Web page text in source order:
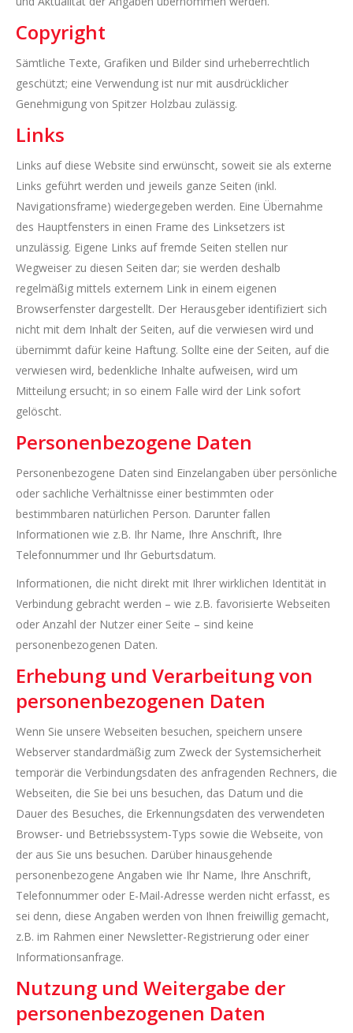
Copyright
Sämtliche Texte, Grafiken und Bilder sind urheberrechtlich
geschützt; eine Verwendung ist nur mit ausdrücklicher
Genehmigung von Spitzer Holzbau zulässig.
Links
Links auf diese Website sind erwünscht, soweit sie als externe
Links geführt werden und jeweils ganze Seiten (inkl.
Navigationsframe) wiedergegeben werden. Eine Übernahme
des Hauptfensters in einen Frame des Linksetzers ist
unzulässig. Eigene Links auf fremde Seiten stellen nur
Wegweiser zu diesen Seiten dar; sie werden deshalb
regelmäßig mittels externem Link in einem eigenen
Browserfenster dargestellt. Der Herausgeber identifiziert sich
nicht mit dem Inhalt der Seiten, auf die verwiesen wird und
übernimmt dafür keine Haftung. Sollte eine der Seiten, auf die
verwiesen wird, bedenkliche Inhalte aufweisen, wird um
Mitteilung ersucht; in so einem Falle wird der Link sofort
gelöscht.
Personenbezogene Daten
Personenbezogene Daten sind Einzelangaben über persönliche
oder sachliche Verhältnisse einer bestimmten oder
bestimmbaren natürlichen Person. Darunter fallen
Informationen wie z.B. Ihr Name, Ihre Anschrift, Ihre
Telefonnummer und Ihr Geburtsdatum.
Informationen, die nicht direkt mit Ihrer wirklichen Identität in
Verbindung gebracht werden – wie z.B. favorisierte Webseiten
oder Anzahl der Nutzer einer Seite – sind keine
personenbezogenen Daten.
Erhebung und Verarbeitung von
personenbezogenen Daten
Wenn Sie unsere Webseiten besuchen, speichern unsere
Webserver standardmäßig zum Zweck der Systemsicherheit
temporär die Verbindungsdaten des anfragenden Rechners, die
Webseiten, die Sie bei uns besuchen, das Datum und die
Dauer des Besuches, die Erkennungsdaten des verwendeten
Browser- und Betriebssystem-Typs sowie die Webseite, von
der aus Sie uns besuchen. Darüber hinausgehende
personenbezogene Angaben wie Ihr Name, Ihre Anschrift,
Telefonnummer oder E-Mail-Adresse werden nicht erfasst, es
sei denn, diese Angaben werden von Ihnen freiwillig gemacht,
z.B. im Rahmen einer Newsletter-Registrierung oder einer
Informationsanfrage.
Nutzung und Weitergabe der
personenbezogenen Daten